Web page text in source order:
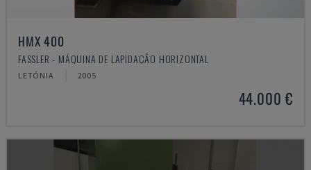
HMX 400
FASSLER - MÁQUINA DE LAPIDAÇÃO HORIZONTAL
LETÓNIA 2005
44.000 €